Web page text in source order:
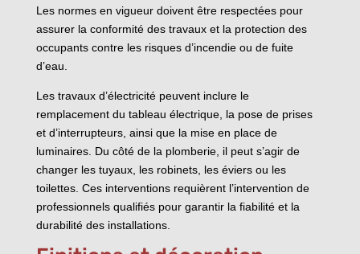
Les normes en vigueur doivent être respectées pour
assurer la conformité des travaux et la protection des
occupants contre les risques d’incendie ou de fuite
d’eau.
Les travaux d’électricité peuvent inclure le
remplacement du tableau électrique, la pose de prises
et d’interrupteurs, ainsi que la mise en place de
luminaires. Du côté de la plomberie, il peut s’agir de
changer les tuyaux, les robinets, les éviers ou les
toilettes. Ces interventions requièrent l’intervention de
professionnels qualifiés pour garantir la fiabilité et la
durabilité des installations.